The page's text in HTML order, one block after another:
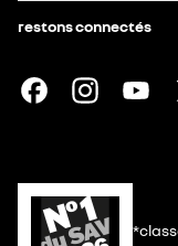
restons connectés